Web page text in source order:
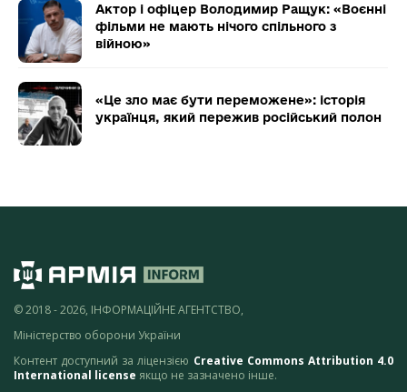
Актор і офіцер Володимир Ращук: «Воєнні
фільми не мають нічого спільного з
війною»
«Це зло має бути переможене»: історія
українця, який пережив російський полон
© 2018 - 2026, ІНФОРМАЦІЙНЕ АГЕНТСТВО,
Міністерство оборони України
Контент доступний за ліцензією Creative Commons Attribution 4.0
International license якщо не зазначено інше.